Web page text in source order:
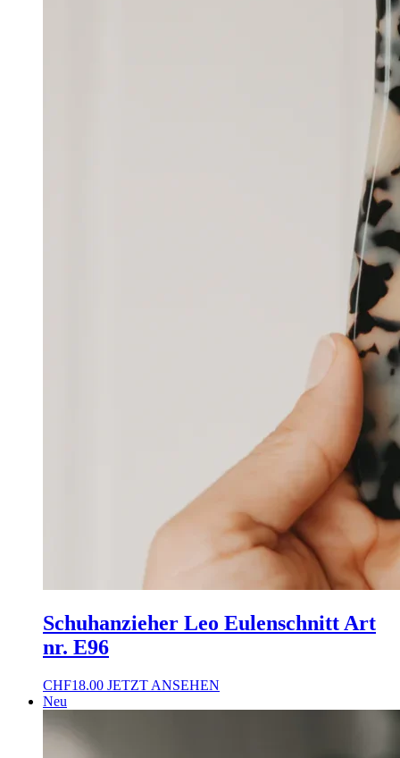
Schuhanzieher Leo Eulenschnitt Art
nr. E96
CHF18.00 JETZT ANSEHEN
Neu